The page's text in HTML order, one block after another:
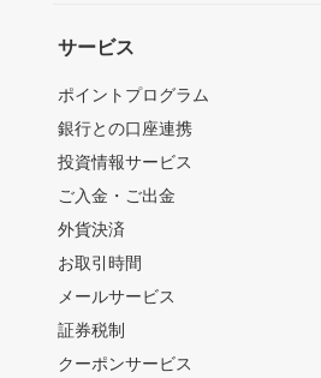
サービス
ポイントプログラム
銀行との口座連携
投資情報サービス
ご入金・ご出金
外貨決済
お取引時間
メールサービス
証券税制
クーポンサービス